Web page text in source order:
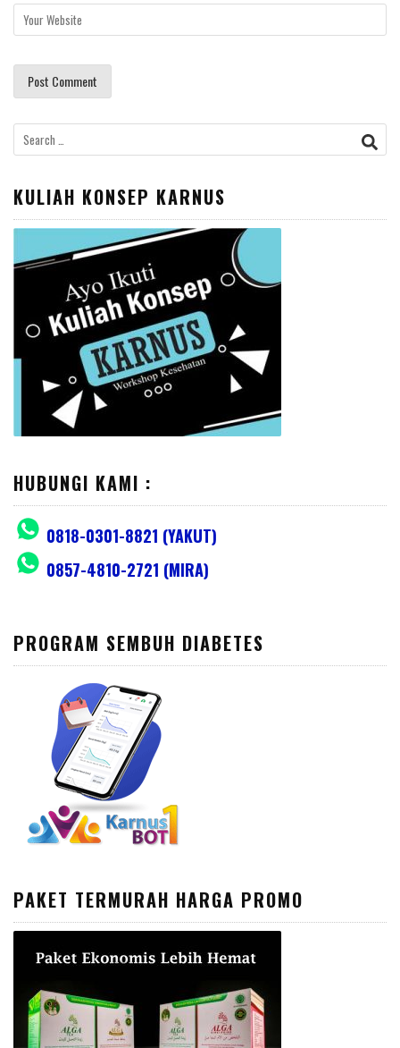
Search
for:
KULIAH KONSEP KARNUS
HUBUNGI KAMI :
0818-0301-8821 (YAKUT)
0857-4810-2721 (MIRA)
PROGRAM SEMBUH DIABETES
PAKET TERMURAH HARGA PROMO